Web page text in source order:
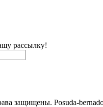
рассылку!
защищены. Posuda-